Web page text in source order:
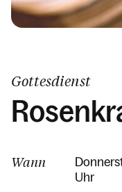
Gottesdienst
Wann
Uhr